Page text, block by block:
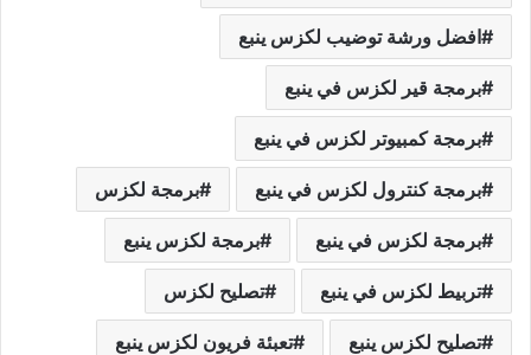
افضل ورشة توضيب لكزس ينبع
برمجة قير لكزس في ينبع
برمجة كمبيوتر لكزس في ينبع
برمجة كنترول لكزس في ينبع برمجة لكزس
برمجة لكزس في ينبع برمجة لكزس ينبع
تربيط لكزس في ينبع تصليح لكزس
تصليح لكزس ينبع تعبئة فريون لكزس ينبع